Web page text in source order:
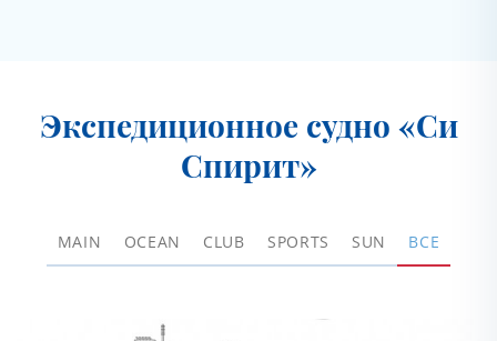
Экспедиционное судно «Си
Спирит»
MAIN OCEAN CLUB SPORTS SUN ВСЕ